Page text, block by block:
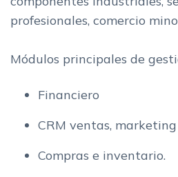
profesionales, comercio
Módulos principales de
Financiero
CRM ventas,
Compras e inventario.